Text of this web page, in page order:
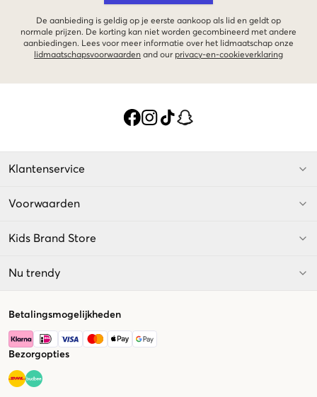
De aanbieding is geldig op je eerste aankoop als lid en geldt op
normale prijzen. De korting kan niet worden gecombineerd met andere
aanbiedingen. Lees voor meer informatie over het lidmaatschap onze
lidmaatschapsvoorwaarden and our privacy-en-cookieverklaring
Klantenservice
Voorwaarden
Kids Brand Store
Nu trendy
Betalingsmogelijkheden
Bezorgopties